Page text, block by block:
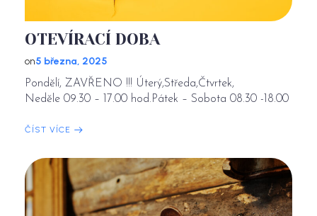
OTEVÍRACÍ DOBA
on5 března, 2025
Pondělí, ZAVŘENO !!! Úterý,Středa,Čtvrtek,
Neděle 09.30 – 17.00 hod.Pátek – Sobota 08.30 -18.00
ČÍST VÍCE